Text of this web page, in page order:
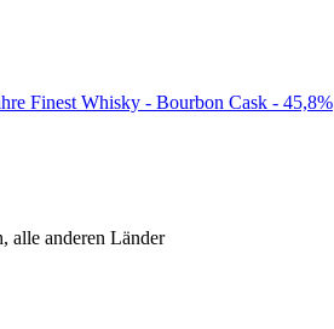
Finest Whisky - Bourbon Cask - 45,8%
alle anderen Länder